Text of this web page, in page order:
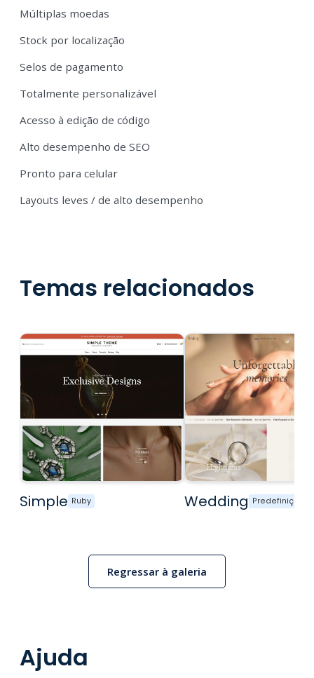
Múltiplas moedas
Stock por localização
Selos de pagamento
Totalmente personalizável
Acesso à edição de código
Alto desempenho de SEO
Pronto para celular
Layouts leves / de alto desempenho
Temas relacionados
Simple Ruby Wedding Predefinição
Regressar à galeria
Ajuda